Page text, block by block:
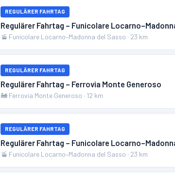
REGULÄRER FAHRTAG
Regulärer Fahrtag – Funicolare
🚡 Funicolare Locarno–Madonna del Sasso · 23 km
REGULÄRER FAHRTAG
Regulärer Fahrtag – Ferrovia Monte Generoso
🚂 Ferrovia Monte Generoso · 12 km
REGULÄRER FAHRTAG
Regulärer Fahrtag – Funicolare
🚡 Funicolare Locarno–Madonna del Sasso · 23 km